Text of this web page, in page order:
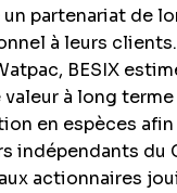
partenariat de
à leurs
BESIX
à long
en espèces
indépendants
actionnaires